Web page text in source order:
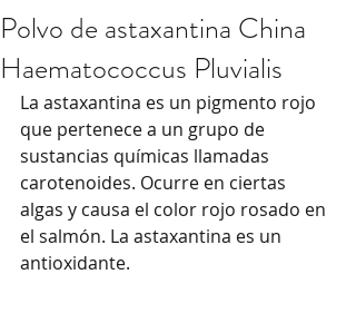
Polvo de astaxantina China
Haematococcus Pluvialis
La astaxantina es un pigmento rojo
que pertenece a un grupo de
sustancias químicas llamadas
carotenoides. Ocurre en ciertas
algas y causa el color rojo rosado en
el salmón. La astaxantina es un
antioxidante.